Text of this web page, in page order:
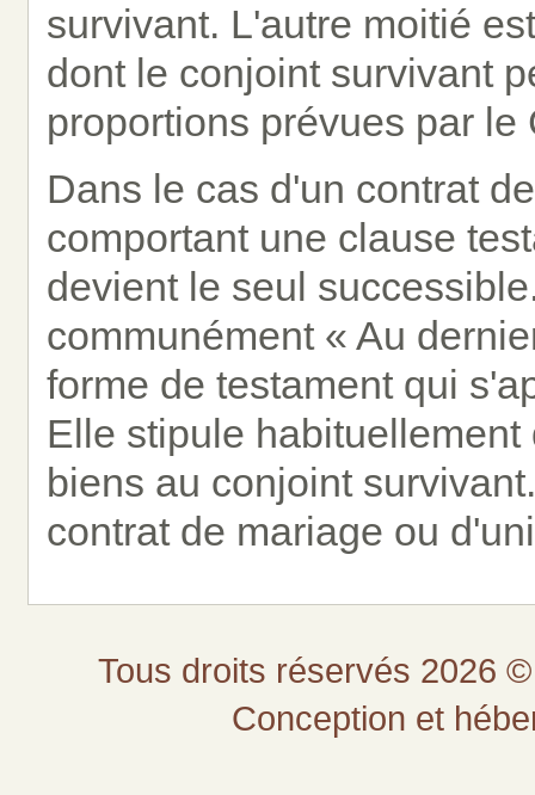
survivant. L'autre moitié
dont le conjoint survivant
proportions prévues par
Dans le cas d'un contrat
comportant une clause
devient le seul
communément « Au
forme de testament qui
Elle stipule
biens au conjoint
contrat de mariage ou
Tous droits réservés 2026
Conception et